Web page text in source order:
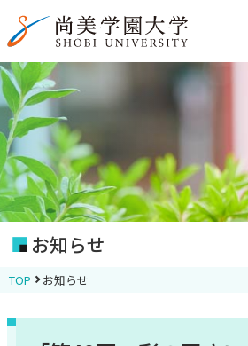
お知らせ
TOP お知らせ